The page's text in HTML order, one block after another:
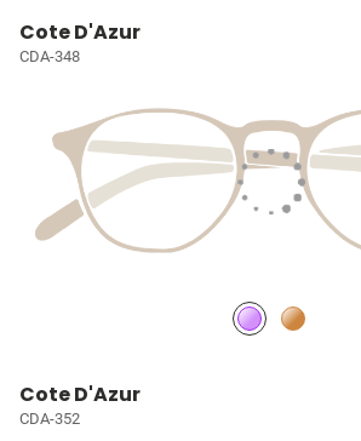
Cote D'Azur
CDA-348
Cote D'Azur
CDA-352